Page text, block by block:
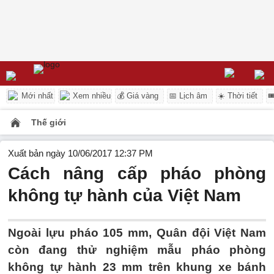
Mới nhất Xem nhiều 💰 Giá vàng 📅 Lịch âm ☀️ Thời tiết
Thế giới
Xuất bản ngày 10/06/2017 12:37 PM
Cách nâng cấp pháo phòng
không tự hành của Việt Nam
Ngoài lựu pháo 105 mm, Quân đội Việt Nam
còn đang thử nghiệm mẫu pháo phòng
không tự hành 23 mm trên khung xe bánh